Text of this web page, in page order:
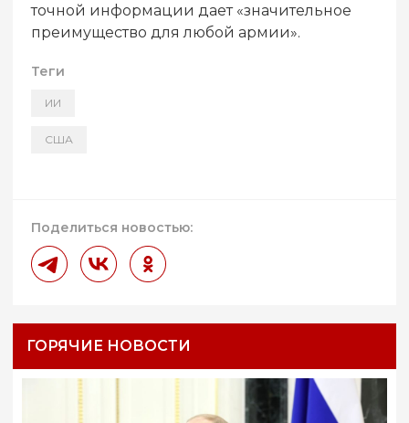
точной информации дает «значительное
преимущество для любой армии».
Теги
ИИ
США
Поделиться новостью:
ГОРЯЧИЕ НОВОСТИ